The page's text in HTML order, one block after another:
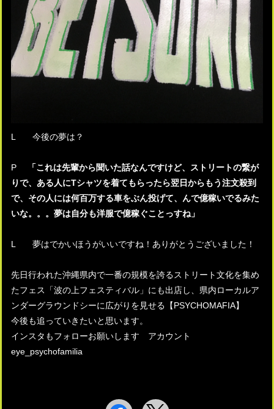
L 今後の夢は？
P
「これは先輩から聞いた話なんですけど、ストリートの繋が
りで、ある人にTシャツを着てもらったら翌日からもう注文殺到
で、その人には何百万する車をぶん投げて、んで億稼いでるみた
いな。。。夢は自分も洋服で億稼ぐことっすね」
L 夢はでかいほうがいいですね！ありがとうございました！
先日行われた沖縄県内で一番の規模を誇るストリート文化を集め
たフェス「波の上フェスティバル」にも出店し、県内ローカルア
ンダーグラウンドシーに広がりを見せる【PSYCHOMAFIA】
今後も追っていきたいと思います。
インスタもフォローお願いします アカウント
eye_psychofamilia